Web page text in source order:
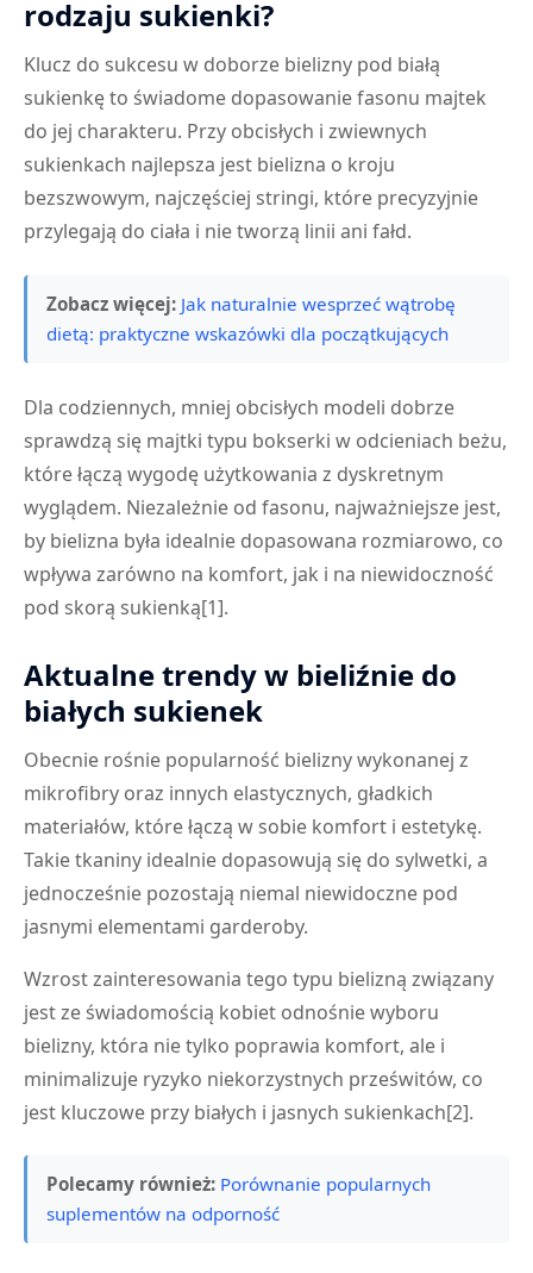
rodzaju sukienki?
Klucz do sukcesu w doborze bielizny pod białą
sukienkę to świadome dopasowanie fasonu majtek
do jej charakteru. Przy obcisłych i zwiewnych
sukienkach najlepsza jest bielizna o kroju
bezszwowym, najczęściej stringi, które precyzyjnie
przylegają do ciała i nie tworzą linii ani fałd.
Zobacz więcej: Jak naturalnie wesprzeć wątrobę
dietą: praktyczne wskazówki dla początkujących
Dla codziennych, mniej obcisłych modeli dobrze
sprawdzą się majtki typu bokserki w odcieniach beżu,
które łączą wygodę użytkowania z dyskretnym
wyglądem. Niezależnie od fasonu, najważniejsze jest,
by bielizna była idealnie dopasowana rozmiarowo, co
wpływa zarówno na komfort, jak i na niewidoczność
pod skorą sukienką[1].
Aktualne trendy w bieliźnie do
białych sukienek
Obecnie rośnie popularność bielizny wykonanej z
mikrofibry oraz innych elastycznych, gładkich
materiałów, które łączą w sobie komfort i estetykę.
Takie tkaniny idealnie dopasowują się do sylwetki, a
jednocześnie pozostają niemal niewidoczne pod
jasnymi elementami garderoby.
Wzrost zainteresowania tego typu bielizną związany
jest ze świadomością kobiet odnośnie wyboru
bielizny, która nie tylko poprawia komfort, ale i
minimalizuje ryzyko niekorzystnych prześwitów, co
jest kluczowe przy białych i jasnych sukienkach[2].
Polecamy również: Porównanie popularnych
suplementów na odporność